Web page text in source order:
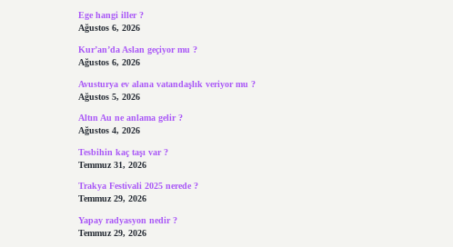
Ege hangi iller ?
Ağustos 6, 2026
Kur’an’da Aslan geçiyor mu ?
Ağustos 6, 2026
Avusturya ev alana vatandaşlık veriyor mu ?
Ağustos 5, 2026
Altın Au ne anlama gelir ?
Ağustos 4, 2026
Tesbihin kaç taşı var ?
Temmuz 31, 2026
Trakya Festivali 2025 nerede ?
Temmuz 29, 2026
Yapay radyasyon nedir ?
Temmuz 29, 2026